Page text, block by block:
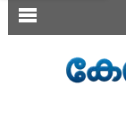
SECTIONS